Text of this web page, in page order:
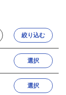
絞り込む
選択
選択